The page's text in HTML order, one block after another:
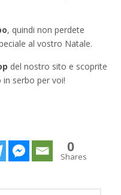
, quindi non perdete
al vostro Natale.
del nostro sito e scoprite
serbo per voi!
0
Shares